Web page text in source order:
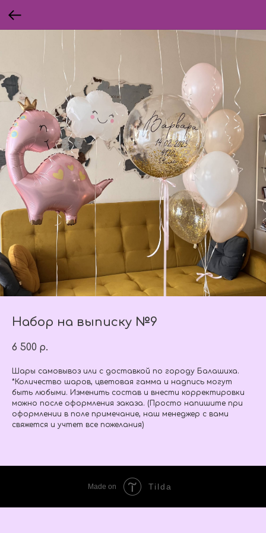
Набор на выписку №9
6 500 р.
Шары самовывоз или с доставкой по городу Балашиха.
*Количество шаров, цветовая гамма и надпись могут
быть любыми. Изменить состав и внести корректировки
можно после оформления заказа. (Просто напишите при
оформлении в поле примечание, наш менеджер с вами
свяжется и учтет все пожелания)
Made on Tilda